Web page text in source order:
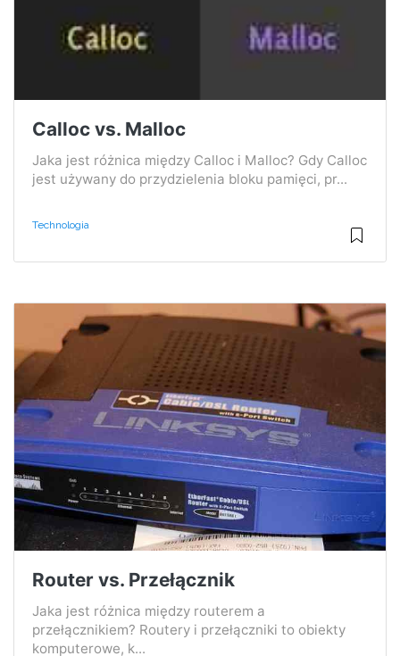
Calloc vs. Malloc
Jaka jest różnica między Calloc i Malloc? Gdy Calloc
jest używany do przydzielenia bloku pamięci, pr...
Technologia
Router vs. Przełącznik
Jaka jest różnica między routerem a
przełącznikiem? Routery i przełączniki to obiekty
komputerowe, k...